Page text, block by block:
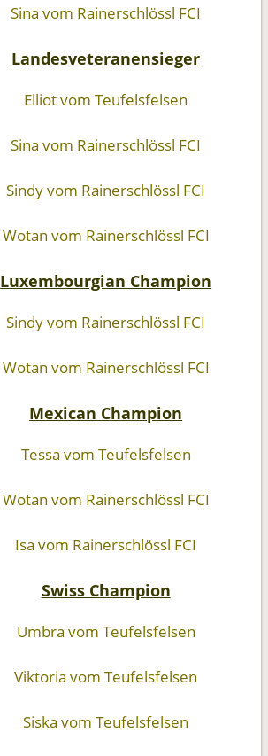
Sina vom Rainerschlössl FCI
Landesveteranensieger
Elliot vom Teufelsfelsen
Sina vom Rainerschlössl FCI
Sindy vom Rainerschlössl FCI
Wotan vom Rainerschlössl FCI
Luxembourgian Champion
Sindy vom Rainerschlössl FCI
Wotan vom Rainerschlössl FCI
Mexican Champion
Tessa vom Teufelsfelsen
Wotan vom Rainerschlössl FCI
Isa vom Rainerschlössl FCI
Swiss Champion
Umbra vom Teufelsfelsen
Viktoria vom Teufelsfelsen
Siska vom Teufelsfelsen